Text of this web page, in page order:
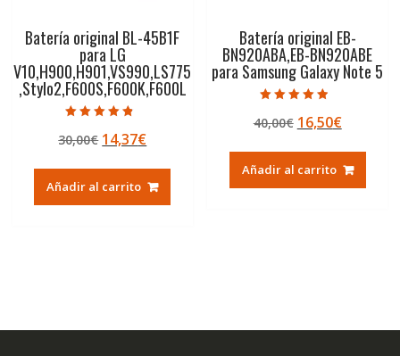
Batería original BL-45B1F
para LG
V10,H900,H901,VS990,LS775
,Stylo2,F600S,F600K,F600L
4.50
de 5
30,00€ El
original
era:
14,37€El
actual
es:
Añadir al carrito
Batería original EB-
BN920ABA,EB-BN920ABE
para Samsung Galaxy Note 5
4.50
de 5
40,00€ El
original
era:
16,50€El
actual
es:
Añadir al carrito